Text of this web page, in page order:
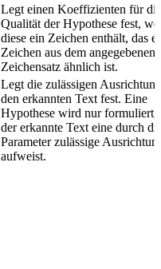
Legt einen Koeffizienten für die
Qualität der Hypothese fest,
diese ein Zeichen enthält, das
Zeichen aus dem angegebenen
Zeichensatz ähnlich ist.
Legt die zulässigen
den erkannten Text fest. Eine
Hypothese wird nur formuliert,
der erkannte Text eine durch
Parameter zulässige
aufweist.